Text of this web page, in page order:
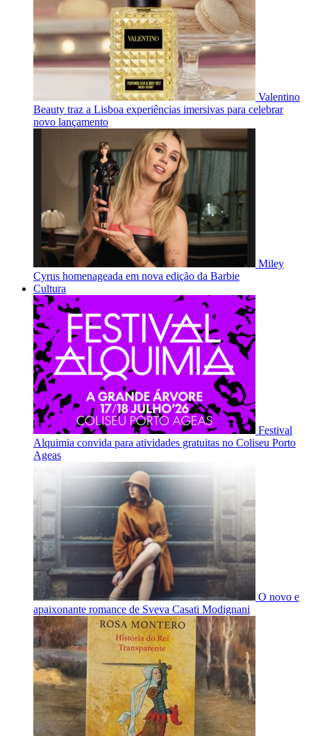
Valentino
Beauty traz a Lisboa experiências imersivas para celebrar
novo lançamento
Miley
Cyrus homenageada em nova edição da Barbie
Cultura
Festival
Alquimia convida para atividades gratuitas no Coliseu Porto
Ageas
O novo e
apaixonante romance de Sveva Casati Modignani